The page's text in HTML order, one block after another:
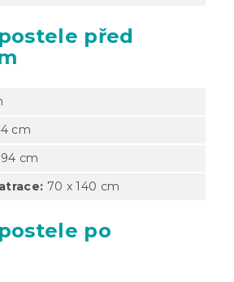
před
cm
94 cm
70 x 140 cm
po